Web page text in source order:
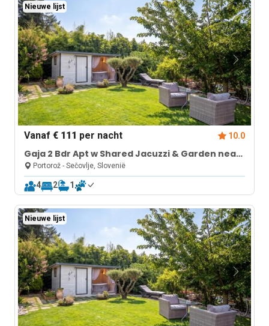
Nieuwe lijst
Vanaf€ 111 per nacht 10.0
Gaja 2 Bdr Apt w Shared Jacuzzi & Garden near
Portorož
Portorož - Sečovlje, Slovenië
4 2 1
Nieuwe lijst